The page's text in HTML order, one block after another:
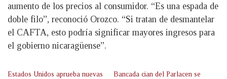
aumento de los precios al consumidor. “Es una espada de
doble filo”, reconoció Orozco. “Si tratan de desmantelar
el CAFTA, esto podría significar mayores ingresos para
el gobierno nicaragüense”.
Estados Unidos aprueba nuevas
Bancada cian del Parlacen se